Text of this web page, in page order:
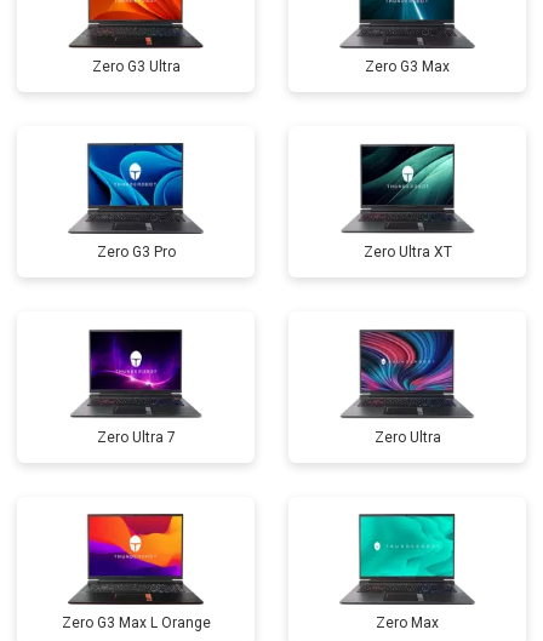
Прошивка BIOS от 1500 ₽ Заказать
Замена северного моста от 3500 ₽
Zero G3 Ultra Zero G3 Max
Zero G3 Pro Zero Ultra XT
Zero Ultra 7 Zero Ultra
Zero G3 Max L Orange Zero Max